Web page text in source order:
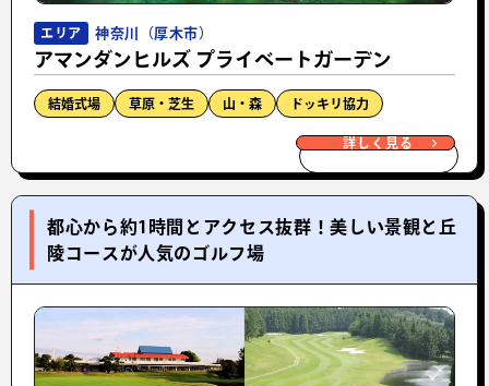
エリア 神奈川（厚木市）
アマンダンヒルズ プライベートガーデン
結婚式場 草原・芝生 山・森 ドッキリ協力
詳しく見る
都心から約1時間とアクセス抜群！美しい景観と丘
陵コースが人気のゴルフ場